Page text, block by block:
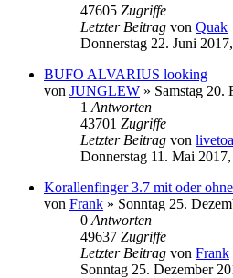
47605 Zugriffe
Letzter Beitrag von Quak
Donnerstag 22. Juni
BUFO ALVARIUS looking
von JUNGLEW » Samstag 20.
1 Antworten
43701 Zugriffe
Letzter Beitrag von
Donnerstag 11. Mai
Korallenfinger 3.7 mit oder
von Frank » Sonntag 25.
0 Antworten
49637 Zugriffe
Letzter Beitrag von Frank
Sonntag 25. Dezember